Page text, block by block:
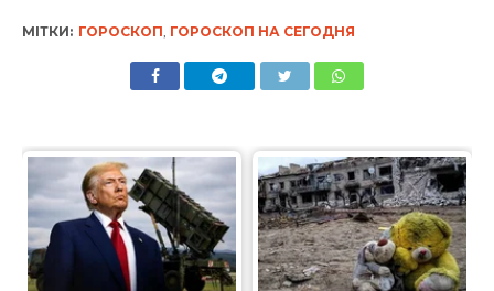
МІТКИ: ГОРОСКОП, ГОРОСКОП НА СЕГОДНЯ